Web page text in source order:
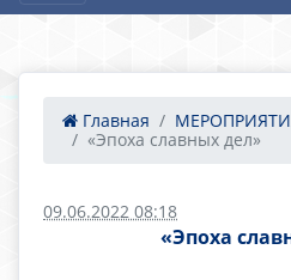
Главная
«Эпоха славных дел»
09.06.2022 08:18
«Эпоха